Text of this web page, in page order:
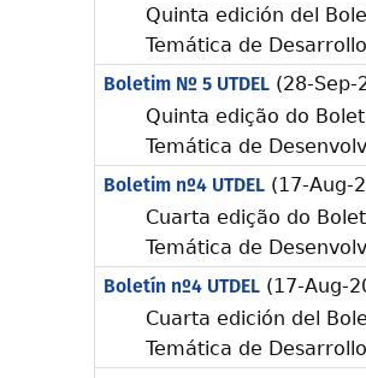
Quinta edición del
Temática de
Boletim Nº 5 UTDEL(28-Sep-
Quinta edição do
Temática de
Boletim nº4 UTDEL(17-Aug-
Cuarta edição do
Temática de
Boletín nº4 UTDEL(17-Aug-
Cuarta edición del
Temática de